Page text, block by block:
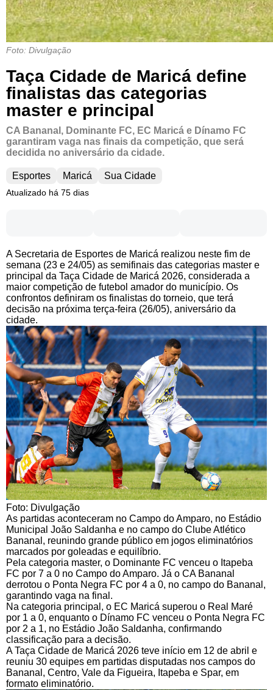
Foto: Divulgação
Taça Cidade de Maricá define
finalistas das categorias
master e principal
CA Bananal, Dominante FC, EC Maricá e Dínamo FC
garantiram vaga nas finais da competição, que será
decidida no aniversário da cidade.
Esportes Maricá Sua Cidade
Atualizado há 75 dias
A Secretaria de Esportes de Maricá realizou neste fim de
semana (23 e 24/05) as semifinais das categorias master e
principal da Taça Cidade de Maricá 2026, considerada a
maior competição de futebol amador do município. Os
confrontos definiram os finalistas do torneio, que terá
decisão na próxima terça-feira (26/05), aniversário da
cidade.
Foto: Divulgação
As partidas aconteceram no Campo do Amparo, no Estádio
Municipal João Saldanha e no campo do Clube Atlético
Bananal, reunindo grande público em jogos eliminatórios
marcados por goleadas e equilíbrio.
Pela categoria master, o Dominante FC venceu o Itapeba
FC por 7 a 0 no Campo do Amparo. Já o CA Bananal
derrotou o Ponta Negra FC por 4 a 0, no campo do Bananal,
garantindo vaga na final.
Na categoria principal, o EC Maricá superou o Real Maré
por 1 a 0, enquanto o Dínamo FC venceu o Ponta Negra FC
por 2 a 1, no Estádio João Saldanha, confirmando
classificação para a decisão.
A Taça Cidade de Maricá 2026 teve início em 12 de abril e
reuniu 30 equipes em partidas disputadas nos campos do
Bananal, Centro, Vale da Figueira, Itapeba e Spar, em
formato eliminatório.